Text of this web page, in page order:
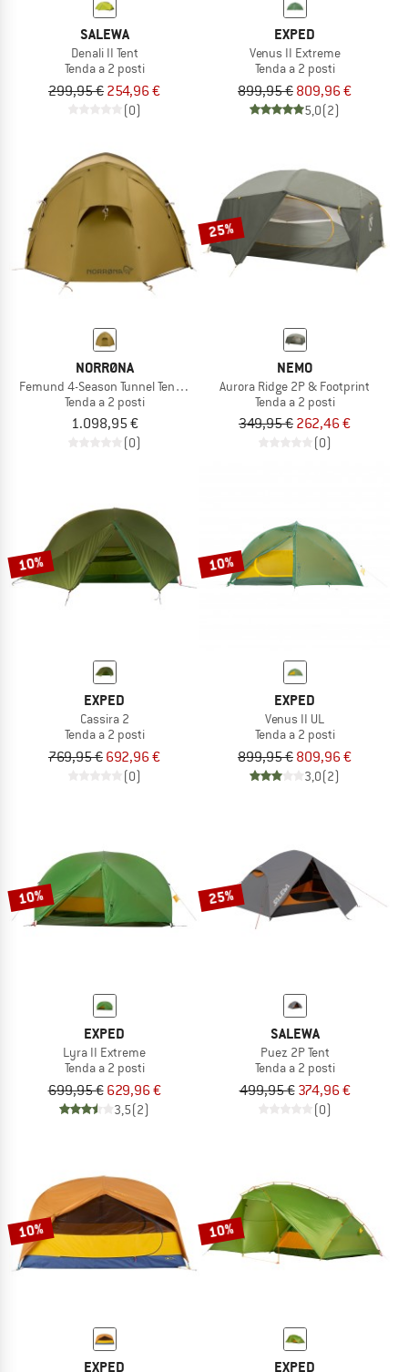
SALEWA
Denali II Tent
Tenda a 2 posti
299,95 € 254,96 €
(0)
EXPED
Venus II Extreme
Tenda a 2 posti
899,95 € 809,96 €
5,0(2)
NORRØNA
Femund 4-Season Tunnel Tent 2P
Tenda a 2 posti
1.098,95 €
(0)
25%
NEMO
Aurora Ridge 2P & Footprint
Tenda a 2 posti
349,95 € 262,46 €
(0)
10%
EXPED
Cassira 2
Tenda a 2 posti
769,95 € 692,96 €
(0)
10%
EXPED
Venus II UL
Tenda a 2 posti
899,95 € 809,96 €
3,0(2)
10%
EXPED
Lyra II Extreme
Tenda a 2 posti
699,95 € 629,96 €
3,5(2)
25%
SALEWA
Puez 2P Tent
Tenda a 2 posti
499,95 € 374,96 €
(0)
10%
EXPED
10%
EXPED